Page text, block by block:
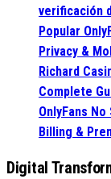
verificación
Popular
Privacy &
Richard
Complete
OnlyFans
Billing &
Digital